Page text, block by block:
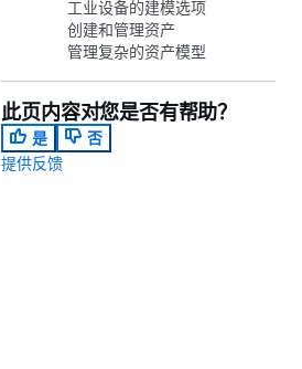
工业设备的建模选项
创建和管理资产
管理复杂的资产模型
此页内容对您是否有帮助？
是
否
提供反馈